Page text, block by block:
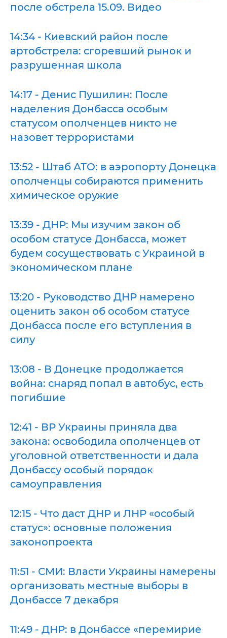
после обстрела 15.09. Видео
14:34 - Киевский район после
артобстрела: сгоревший рынок и
разрушенная школа
14:17 - Денис Пушилин: После
наделения Донбасса особым
статусом ополченцев никто не
назовет террористами
13:52 - Штаб АТО: в аэропорту Донецка
ополченцы собираются применить
химическое оружие
13:39 - ДНР: Мы изучим закон об
особом статусе Донбасса, может
будем сосуществовать с Украиной в
экономическом плане
13:20 - Руководство ДНР намерено
оценить закон об особом статусе
Донбасса после его вступления в
силу
13:08 - В Донецке продолжается
война: снаряд попал в автобус, есть
погибшие
12:41 - ВР Украины приняла два
закона: освободила ополченцев от
уголовной ответственности и дала
Донбассу особый порядок
самоуправления
12:15 - Что даст ДНР и ЛНР «особый
статус»: основные положения
законопроекта
11:51 - СМИ: Власти Украины намерены
организовать местные выборы в
Донбассе 7 декабря
11:49 - ДНР: в Донбассе «перемирие